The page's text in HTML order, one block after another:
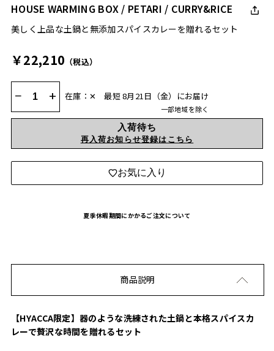
HOUSE WARMING BOX / PETARI / CURRY&RICE
美しく上品な土鍋と無添加スパイスカレーを贈れるセット
￥22,210 （税込）
− + 在庫：✕ 最短 8月21日（金）にお届け
一部地域を除く
入荷待ち
再入荷お知らせ登録はこちら
お気に入り
夏季休暇期間にかかるご注文について
商品説明
【HYACCA限定】器のような洗練された土鍋と本格スパイスカ
レーで贅沢な時間を贈れるセット